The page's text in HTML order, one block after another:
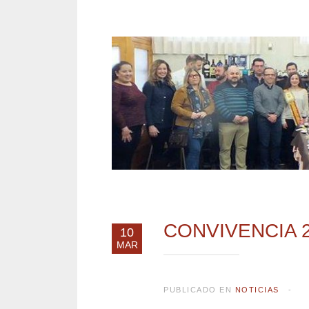
10
MAR
CONVIVENCIA
PUBLICADO EN NOTICIAS